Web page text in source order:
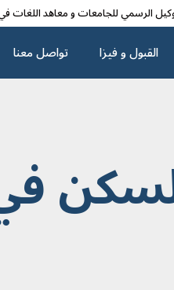
الرسمي للجامعات و معاهد اللغات في
القبول و فیزا تواصل معنا